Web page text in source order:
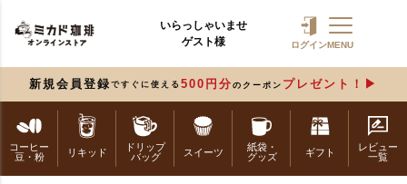
いらっしゃいませ
ゲスト様
ログインMENU
新規会員登録 ですぐに使える 500円分 のクーポン プレゼント！
コーヒー
豆・粉
リキッド
ドリップ
バッグ
スイーツ
紙袋・
グッズ
ギフト
レビュー
一覧